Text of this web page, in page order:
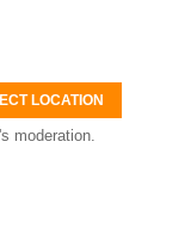
LOCATION
moderation.